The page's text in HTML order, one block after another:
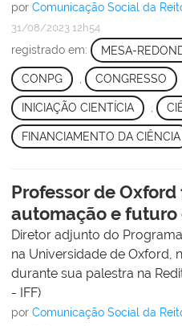
por Comunicação Social da
31/08/2023 12h54
registrado em: MESA-
CONPG , CONGRESSO
INICIAÇÃO CIENTÍCIA
FINANCIAMENTO DA CIÊNCIA
Professor de
automação e
Diretor adjunto do
na Universidade de Oxford,
durante sua palestra na
- IFF)
por Comunicação Social da